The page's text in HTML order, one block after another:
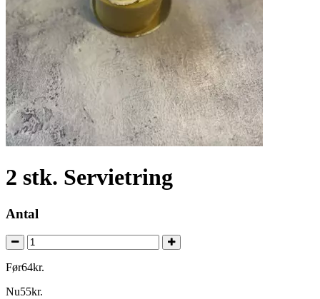
2 stk. Servietring
Antal
Før64kr.
Nu55kr.